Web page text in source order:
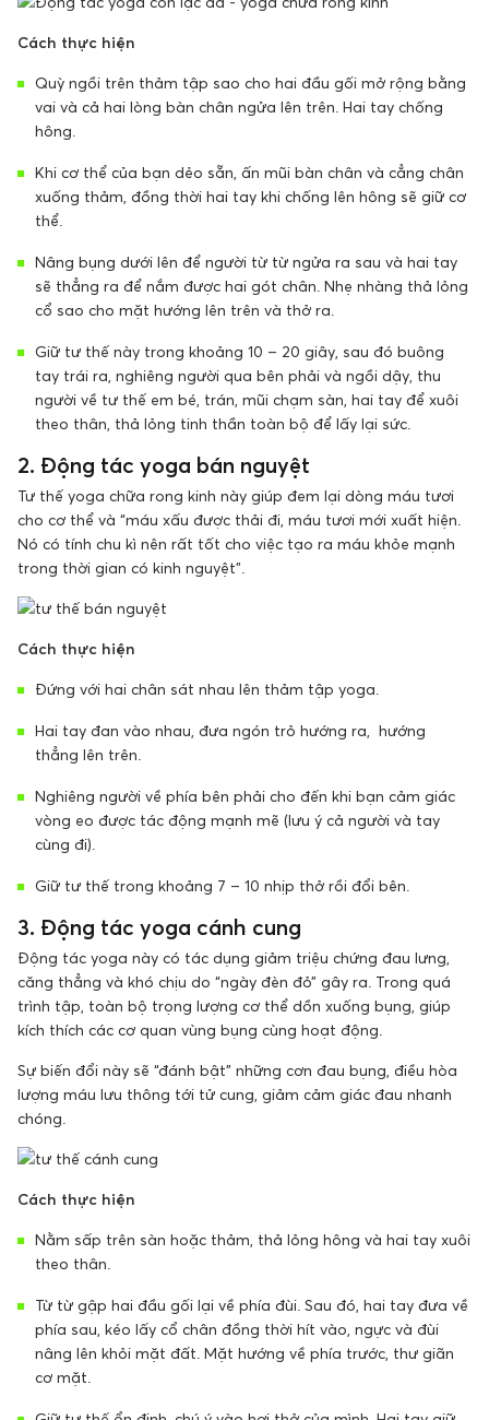
Cách thực hiện
Quỳ ngồi trên thảm tập sao cho hai đầu gối mở rộng bằng
vai và cả hai lòng bàn chân ngửa lên trên. Hai tay chống
hông.
Khi cơ thể của bạn dẻo sẵn, ấn mũi bàn chân và cẳng chân
xuống thảm, đồng thời hai tay khi chống lên hông sẽ giữ cơ
thể.
Nâng bụng dưới lên để người từ từ ngửa ra sau và hai tay
sẽ thẳng ra để nắm được hai gót chân. Nhẹ nhàng thả lỏng
cổ sao cho mặt hướng lên trên và thở ra.
Giữ tư thế này trong khoảng 10 – 20 giây, sau đó buông
tay trái ra, nghiêng người qua bên phải và ngồi dậy, thu
người về tư thế em bé, trán, mũi chạm sàn, hai tay để xuôi
theo thân, thả lỏng tinh thần toàn bộ để lấy lại sức.
2. Động tác yoga bán nguyệt
Tư thế yoga chữa rong kinh này giúp đem lại dòng máu tươi
cho cơ thể và “máu xấu được thải đi, máu tươi mới xuất hiện.
Nó có tính chu kì nên rất tốt cho việc tạo ra máu khỏe mạnh
trong thời gian có kinh nguyệt”.
Cách thực hiện
Đứng với hai chân sát nhau lên thảm tập yoga.
Hai tay đan vào nhau, đưa ngón trỏ hướng ra, hướng
thẳng lên trên.
Nghiêng người về phía bên phải cho đến khi bạn cảm giác
vòng eo được tác động mạnh mẽ (lưu ý cả người và tay
cùng đi).
Giữ tư thế trong khoảng 7 – 10 nhịp thở rồi đổi bên.
3. Động tác yoga cánh cung
Động tác yoga này có tác dụng giảm triệu chứng đau lưng,
căng thẳng và khó chịu do “ngày đèn đỏ” gây ra. Trong quá
trình tập, toàn bộ trọng lượng cơ thể dồn xuống bụng, giúp
kích thích các cơ quan vùng bụng cùng hoạt động.
Sự biến đổi này sẽ “đánh bật” những cơn đau bụng, điều hòa
lượng máu lưu thông tới tử cung, giảm cảm giác đau nhanh
chóng.
Cách thực hiện
Nằm sấp trên sàn hoặc thảm, thả lỏng hông và hai tay xuôi
theo thân.
Từ từ gập hai đầu gối lại về phía đùi. Sau đó, hai tay đưa về
phía sau, kéo lấy cổ chân đồng thời hít vào, ngực và đùi
nâng lên khỏi mặt đất. Mặt hướng về phía trước, thư giãn
cơ mặt.